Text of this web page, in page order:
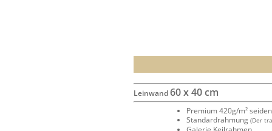
Leinwand60 x 40 cm
Premium 420g/m²
Standardrahmung (Der